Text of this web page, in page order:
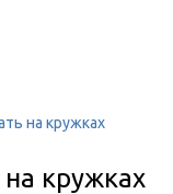
на кружках
кружках